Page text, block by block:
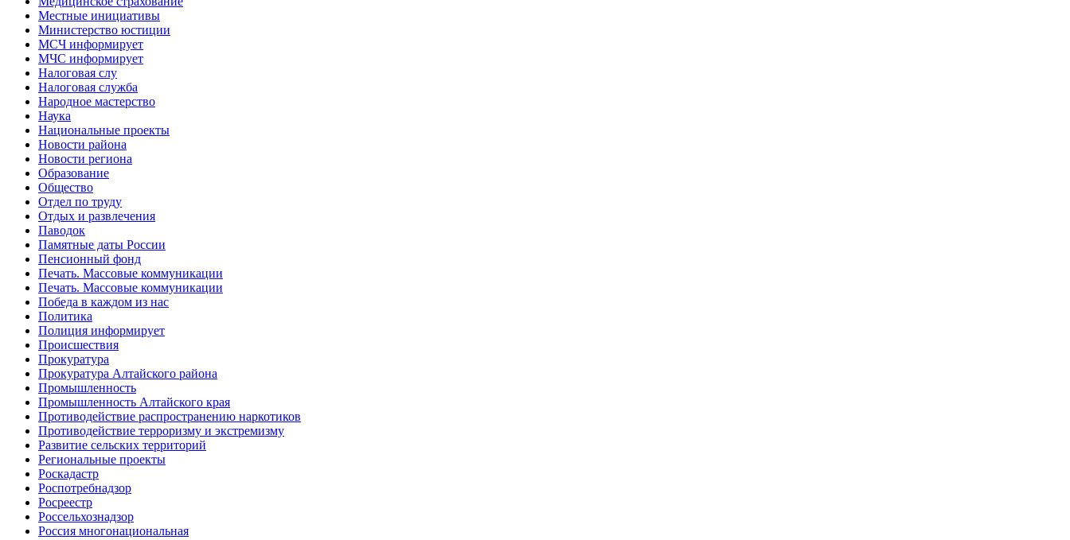
Местные инициативы
Министерство юстиции
МСЧ информирует
МЧС информирует
Налоговая слу
Налоговая служба
Народное мастерство
Наука
Национальные проекты
Новости района
Новости региона
Образование
Общество
Отдел по труду
Отдых и развлечения
Паводок
Памятные даты России
Пенсионный фонд
Печать. Массовые коммуникации
Печать. Массовые коммуникации
Победа в каждом из нас
Политика
Полиция информирует
Происшествия
Прокуратура
Прокуратура Алтайского района
Промышленность
Промышленность Алтайского края
Противодействие распространению наркотиков
Противодействие терроризму и экстремизму
Развитие сельских территорий
Региональные проекты
Роскадастр
Роспотребнадзор
Росреестр
Россельхознадзор
Россия многонациональная